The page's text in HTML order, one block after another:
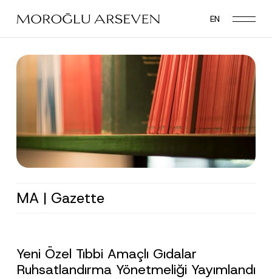
main
EN
MA | Gazette
Yeni Özel Tıbbi Amaçlı Gıdalar
Ruhsatlandırma Yönetmeliği Yayımlandı